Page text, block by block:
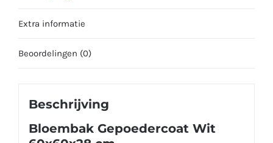
Extra informatie
Beoordelingen (0)
Beschrijving
Bloembak Gepoedercoat Wit